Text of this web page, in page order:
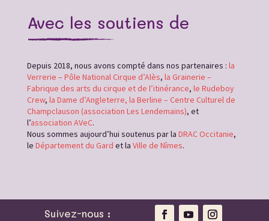
Avec les soutiens de
Depuis 2018, nous avons compté dans nos partenaires : la
Verrerie – Pôle National Cirque d’Alès, la Grainerie –
Fabrique des arts du cirque et de l’itinérance, le Rudeboy
Crew, la Dame d’Angleterre, la Berline – Centre Culturel de
Champclauson (association Les Lendemains), et
l’association AVeC.
Nous sommes aujourd’hui soutenus par la DRAC Occitanie,
le Département du Gard et la Ville de Nîmes.
Suivez-nous :